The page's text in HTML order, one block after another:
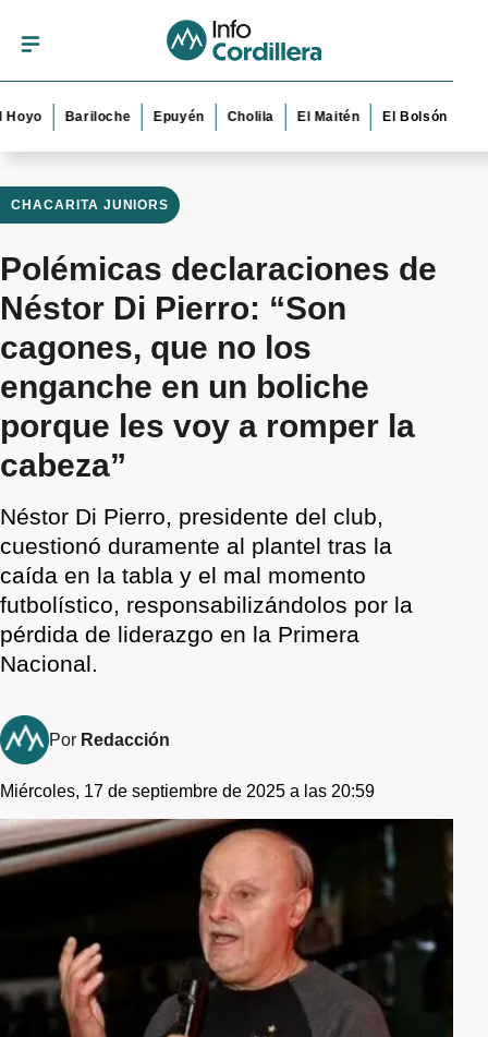
Bariloche Epuyén Cholila El Maitén El Bolsón Esquel
CHACARITA JUNIORS
Polémicas declaraciones de
Néstor Di Pierro: “Son
cagones, que no los
enganche en un boliche
porque les voy a romper la
cabeza”
Néstor Di Pierro, presidente del club,
cuestionó duramente al plantel tras la
caída en la tabla y el mal momento
futbolístico, responsabilizándolos por la
pérdida de liderazgo en la Primera
Nacional.
Por Redacción
Miércoles, 17 de septiembre de 2025 a las 20:59